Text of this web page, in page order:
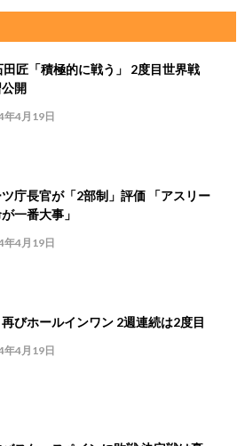
田匠「積極的に戦う」 2度目世界戦
開
年4月19日
ツ庁長官が「2部制」評価 「アスリー
一番大事」
年4月19日
びホールインワン 2週連続は2度目
年4月19日